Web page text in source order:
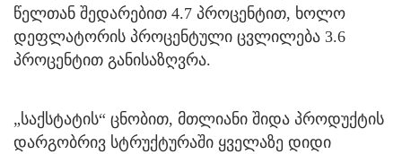
წელთან შედარებით 4.7 პროცენტით, ხოლო
დეფლატორის პროცენტული ცვლილება 3.6
პროცენტით განისაზღვრა.
„საქსტატის“ ცნობით, მთლიანი შიდა პროდუქტის
დარგობრივ სტრუქტურაში ყველაზე დიდი